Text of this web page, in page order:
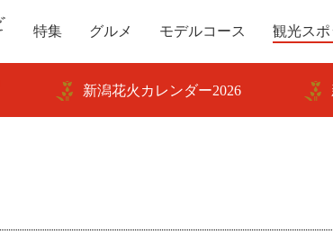
特集 グルメ モデルコース 観光スポ
新潟花火カレンダー2026